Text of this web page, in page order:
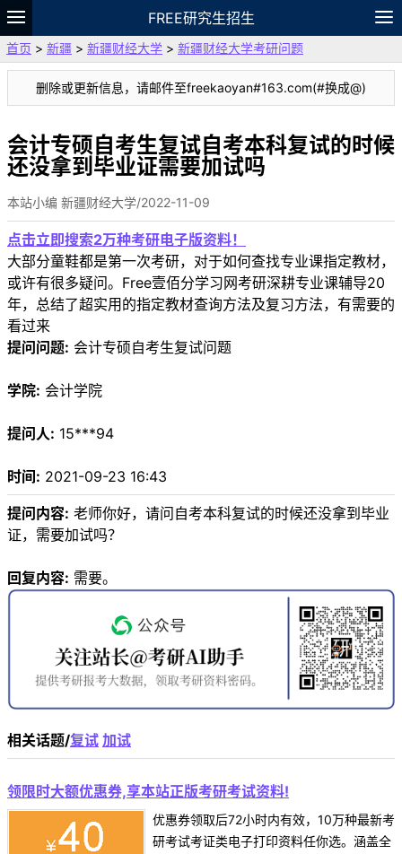
FREE研究生招生
题库
故事 专题 APP 笔记
论坛
VIP
资料
首页 > 新疆 > 新疆财经大学 > 新疆财经大学考研问题
删除或更新信息，请邮件至freekaoyan#163.com(#换成@)
会计专硕自考生复试自考本科复试的时候
还没拿到毕业证需要加试吗
本站小编 新疆财经大学/2022-11-09
点击立即搜索2万种考研电子版资料！
大部分童鞋都是第一次考研，对于如何查找专业课指定教材，
或许有很多疑问。Free壹佰分学习网考研深耕专业课辅导20
年，总结了超实用的指定教材查询方法及复习方法，有需要的
看过来
提问问题: 会计专硕自考生复试问题
学院: 会计学院
提问人: 15***94
时间: 2021-09-23 16:43
提问内容: 老师你好，请问自考本科复试的时候还没拿到毕业
证，需要加试吗？
回复内容: 需要。
相关话题/复试 加试
领限时大额优惠券,享本站正版考研考试资料!
优惠券领取后72小时内有效，10万种最新考
研考试考证类电子打印资料任你选。涵盖全